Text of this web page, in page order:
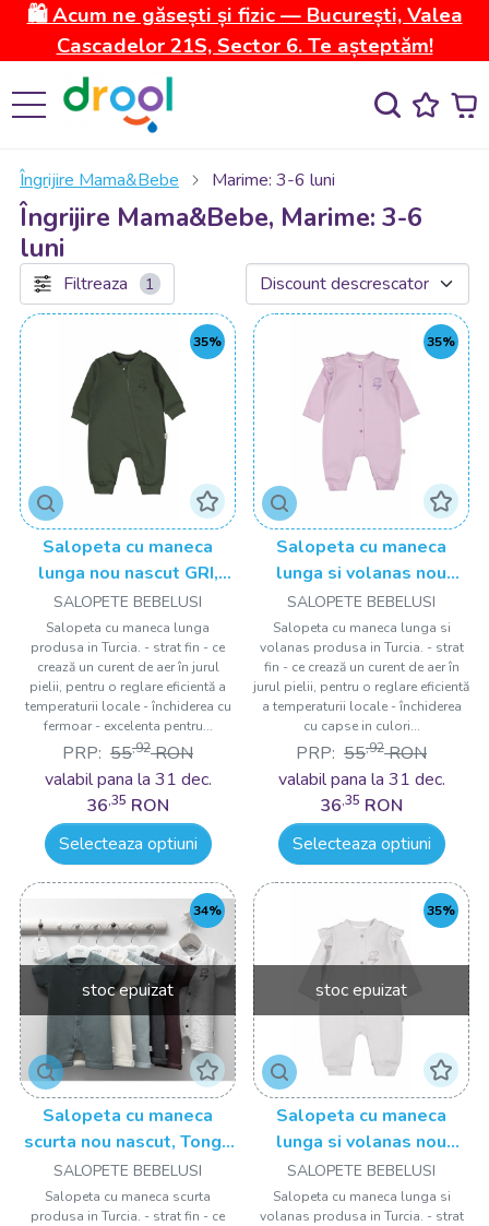
🛍️ Acum ne găsești și fizic — București, Valea
Cascadelor 21S, Sector 6. Te așteptăm!
Îngrijire Mama&Bebe Marime: 3-6 luni
Îngrijire Mama&Bebe, Marime: 3-6
luni
Filtreaza 1
35%
Salopeta cu maneca
lunga nou nascut GRI,
Tongs baby
SALOPETE BEBELUSI
Salopeta cu maneca lunga
produsa in Turcia. - strat fin - ce
crează un curent de aer în jurul
pielii, pentru o reglare eficientă a
temperaturii locale - închiderea cu
fermoar - excelenta pentru...
PRP: 55,92 RON
valabil pana la 31 dec.
36,35 RON
Selecteaza optiuni
35%
Salopeta cu maneca
lunga si volanas nou
nascut LILA, Tongs baby
SALOPETE BEBELUSI
Salopeta cu maneca lunga si
volanas produsa in Turcia. - strat
fin - ce crează un curent de aer în
jurul pielii, pentru o reglare eficientă
a temperaturii locale - închiderea
cu capse in culori...
PRP: 55,92 RON
valabil pana la 31 dec.
36,35 RON
Selecteaza optiuni
stoc epuizat
34%
Salopeta cu maneca
scurta nou nascut, Tongs
baby
SALOPETE BEBELUSI
Salopeta cu maneca scurta
produsa in Turcia. - strat fin - ce
stoc epuizat
35%
Salopeta cu maneca
lunga si volanas nou
nascut ROZ, Tongs baby
SALOPETE BEBELUSI
Salopeta cu maneca lunga si
volanas produsa in Turcia. - strat